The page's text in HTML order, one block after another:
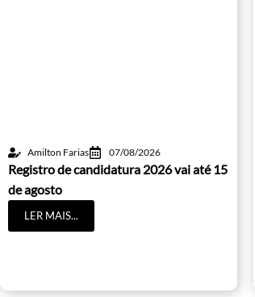
Amilton Farias 07/08/2026
Registro de candidatura 2026 vai até 15
de agosto
LER MAIS...